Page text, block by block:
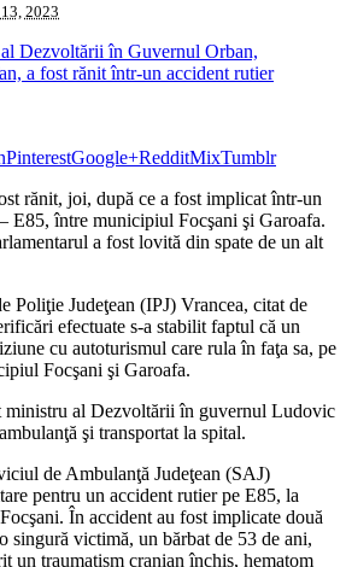
2023
PinterestGoogle+RedditMixTumblr
rănit, joi, după ce a fost implicat într-un
E85, între municipiul Focşani şi Garoafa.
a fost lovită din spate de un alt
Poliţie Judeţean (IPJ) Vrancea, citat de
efectuate s-a stabilit faptul că un
cu autoturismul care rula în faţa sa, pe
Focşani şi Garoafa.
ministru al Dezvoltării în guvernul Ludovic
şi transportat la spital.
de Ambulanţă Judeţean (SAJ)
pentru un accident rutier pe E85, la
În accident au fost implicate două
singură victimă, un bărbat de 53 de ani,
un traumatism cranian închis, hematom